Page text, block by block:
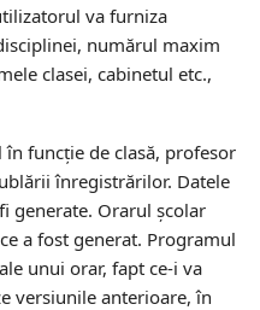
va furniza
numărul maxim
clasei, cabinetul etc.,
funcție de clasă, profesor
înregistrărilor. Datele
generate. Orarul școlar
a fost generat. Programul
unui orar, fapt ce-i va
versiunile anterioare, în